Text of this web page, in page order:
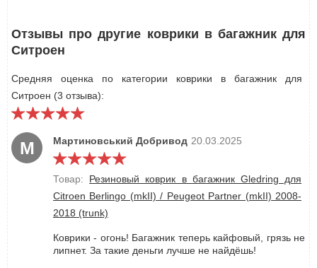
Отзывы про другие коврики в багажник для
Ситроен
Средняя оценка по категории коврики в багажник для
Ситроен (3 отзыва):
М Мартиновський Добривод 20.03.2025
Товар: Резиновый коврик в багажник Gledring для
Citroen Berlingo (mkII) / Peugeot Partner (mkII) 2008-
2018 (trunk)
Коврики - огонь! Багажник теперь кайфовый, грязь не
липнет. За такие деньги лучше не найдёшь!